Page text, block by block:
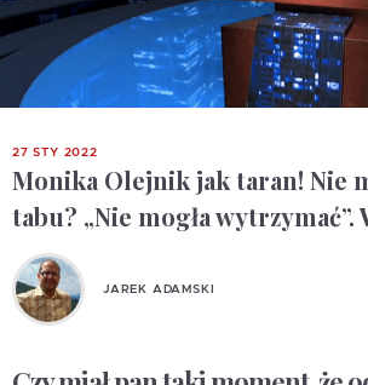
27 STY 2022
Monika Olejnik jak taran! Nie
tabu? „Nie mogła wytrzymać”.
JAREK ADAMSKI